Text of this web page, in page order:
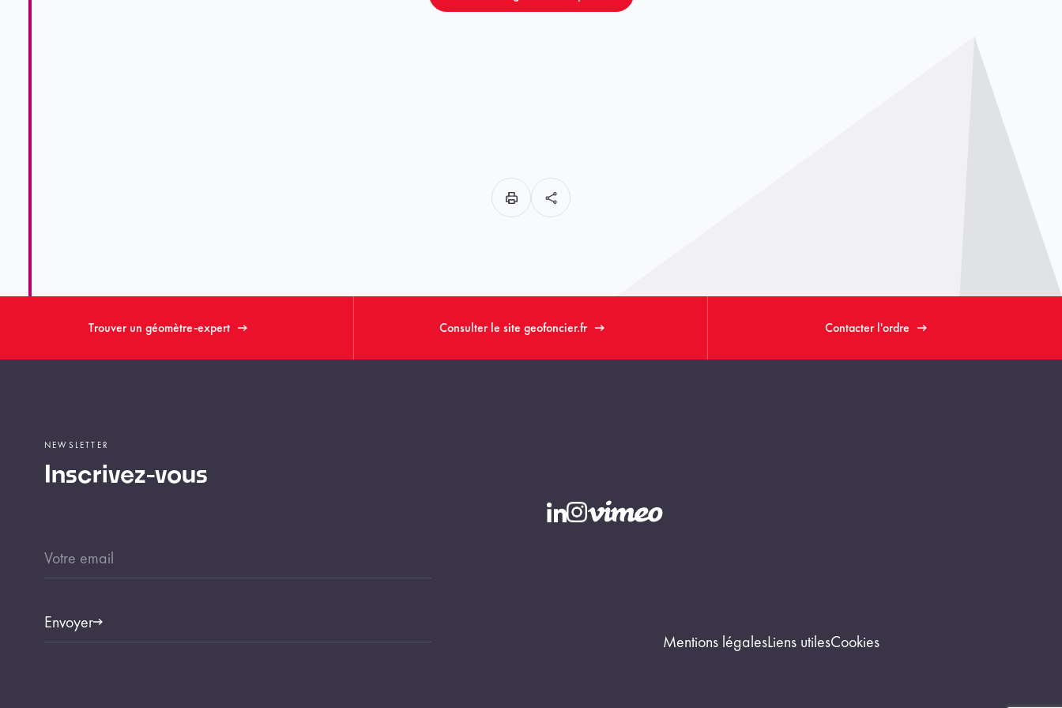
Trouver un géomètre-expert Consulter le site geofoncier.fr Contacter l'ordre
Inscrivez-vous
NEWSLETTER
Envoyer
Mentions légalesLiens utilesCookies